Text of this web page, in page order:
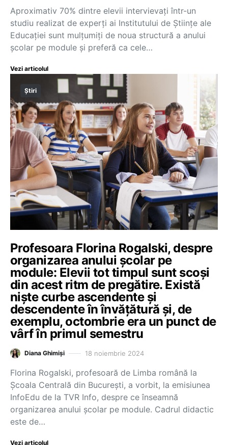
Aproximativ 70% dintre elevii intervievați într-un
studiu realizat de experți ai Institutului de Științe ale
Educației sunt mulțumiți de noua structură a anului
școlar pe module și preferă ca cele…
Vezi articolul
Știri
Profesoara Florina Rogalski, despre
organizarea anului școlar pe
module: Elevii tot timpul sunt scoși
din acest ritm de pregătire. Există
niște curbe ascendente și
descendente în învățătură și, de
exemplu, octombrie era un punct de
vârf în primul semestru
Diana Ghimiși 18 noiembrie 2024
Florina Rogalski, profesoară de Limba română la
Școala Centrală din București, a vorbit, la emisiunea
InfoEdu de la TVR Info, despre ce înseamnă
organizarea anului școlar pe module. Cadrul didactic
este de…
Vezi articolul